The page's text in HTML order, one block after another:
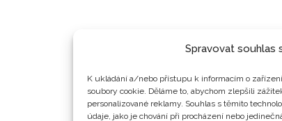
Spravovat souhlas
K ukládání a/nebo přístupu k informacím o
soubory cookie. Děláme to, abychom zlepšili
personalizované reklamy. Souhlas s těmito
údaje, jako je chování při procházení nebo